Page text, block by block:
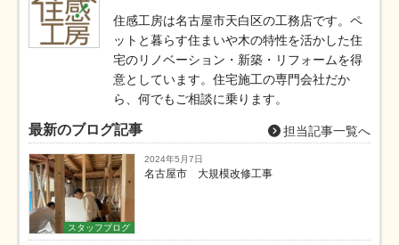
住感工房は名古屋市天白区の工務店です。ペ
ットと暮らす住まいや木の特性を活かした住
宅のリノベーション・新築・リフォームを得
意としています。住宅施工の専門会社だか
ら、何でもご相談に乗ります。
最新のブログ記事 担当記事一覧へ
スタッフブログ
2024年5月7日
名古屋市 大規模改修工事